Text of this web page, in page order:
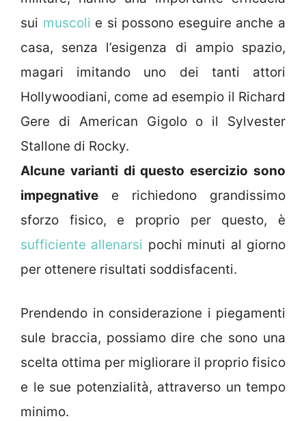
sui muscoli e si possono eseguire anche a
casa, senza l’esigenza di ampio spazio,
magari imitando uno dei tanti attori
Hollywoodiani, come ad esempio il Richard
Gere di American Gigolo o il Sylvester
Stallone di Rocky.
Alcune varianti di questo esercizio sono
impegnative e richiedono grandissimo
sforzo fisico, e proprio per questo, è
sufficiente allenarsi pochi minuti al giorno
per ottenere risultati soddisfacenti.
Prendendo in considerazione i piegamenti
sule braccia, possiamo dire che sono una
scelta ottima per migliorare il proprio fisico
e le sue potenzialità, attraverso un tempo
minimo.